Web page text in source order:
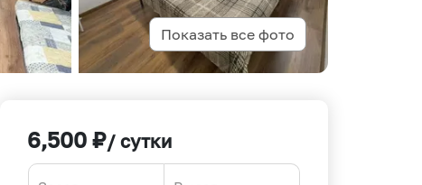
Показать все фото
6,500 ₽/ сутки